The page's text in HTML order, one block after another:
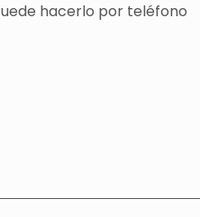
hacerlo por teléfono